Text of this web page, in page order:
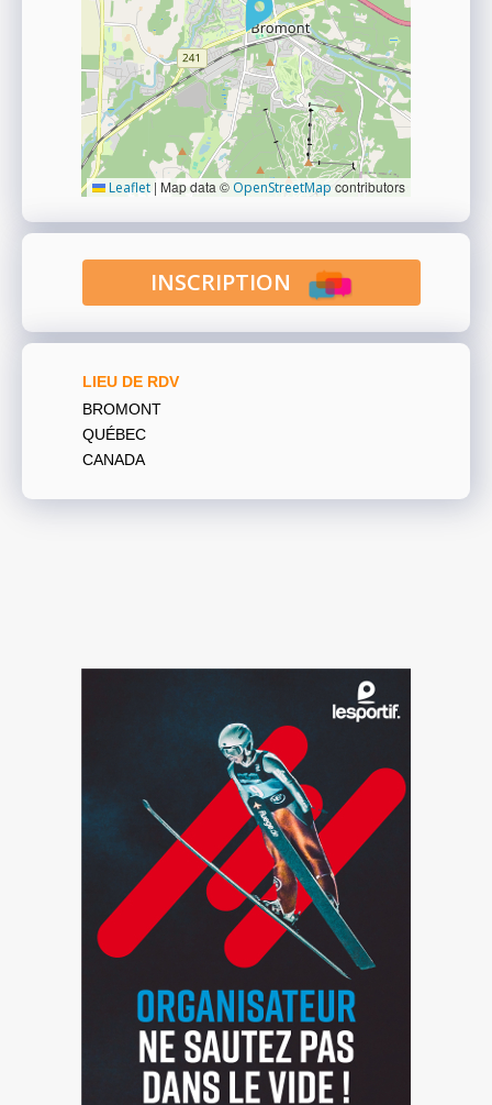
Leaflet | Map data © OpenStreetMap contributors
INSCRIPTION
LIEU DE RDV
BROMONT
QUÉBEC
CANADA